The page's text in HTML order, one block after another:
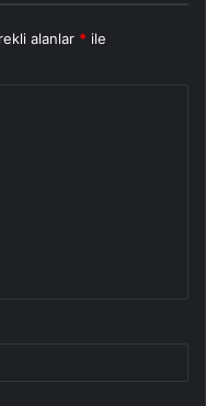
alanlar * ile